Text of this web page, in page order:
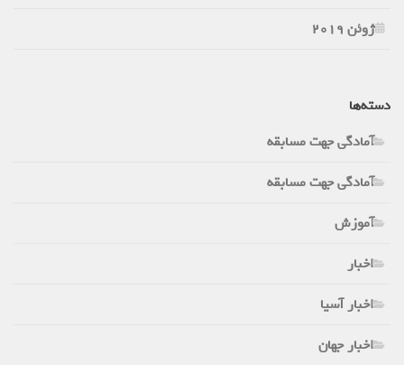
ژوئن 2019
دسته‌ها
آمادگی جهت مسابقه
آمادگی جهت مسابقه
آموزش
اخبار
اخبار آسیا
اخبار جهان